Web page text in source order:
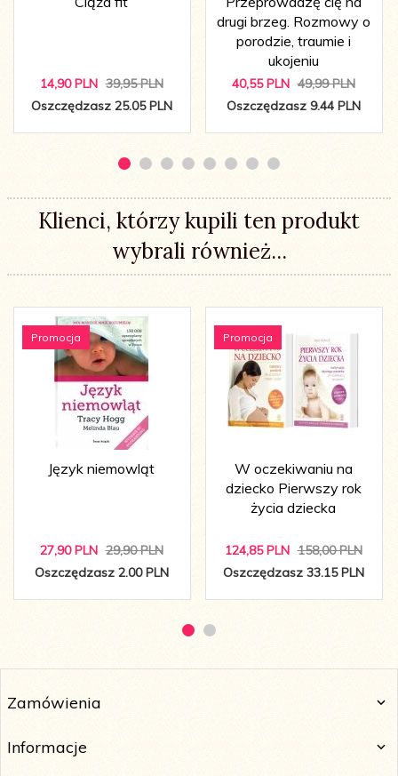
14,90 PLN 39,95 PLN
Oszczędzasz 25.05 PLN
drugi brzeg. Rozmowy o
porodzie, traumie i
ukojeniu
40,55 PLN 49,99 PLN
Oszczędzasz 9.44 PLN
Klienci, którzy kupili ten produkt
wybrali również...
Promocja
Język niemowląt
27,90 PLN 29,90 PLN
Oszczędzasz 2.00 PLN
Promocja
W oczekiwaniu na
dziecko Pierwszy rok
życia dziecka
124,85 PLN 158,00 PLN
Oszczędzasz 33.15 PLN
Zamówienia
Informacje